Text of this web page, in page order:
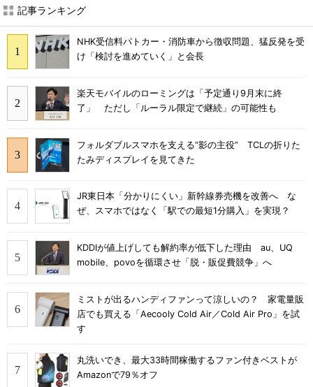
記事ランキング
NHK受信料パトカー・消防車から徴収問題、猛反発を受
け「検討を進めていく」と会長
楽天モバイルのローミングは「予定通り9月末に終
了」 ただし「ルーラル限定で継続」の可能性も
フォルダブルスマホを支える“影の主役” TCLの折りた
たみディスプレイを見てきた
JR東日本「分かりにくい」新幹線券売機を改善へ な
ぜ、スマホではなく「駅での最短1分購入」を実現？
KDDIが値上げしても解約率が低下した理由 au、UQ
mobile、povoを循環させ「脱・販促費競争」へ
ミストが出るハンディファンって涼しいの？ 家電量販
店でも買える「Aecooly Cold Air／Cold Air Pro」を試
す
丸洗いでき、最大33時間稼働するファン付きベストが
Amazonで79％オフ